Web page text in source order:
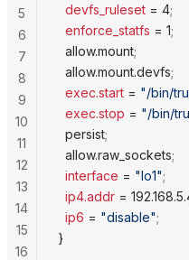
  devfs_ruleset
= 4;
  enforce_statfs
= 1;
  allow.mount
;
  allow.mount.devfs
;
  exec.start
= "/bin/
  exec.stop
= "/bin/
  persist
;
  allow.raw_sockets
;
  interface
= "lo1";
  ip4.addr
=
  ip6
= "disable";
}
5
6
7
8
9
10
11
12
13
14
15
16